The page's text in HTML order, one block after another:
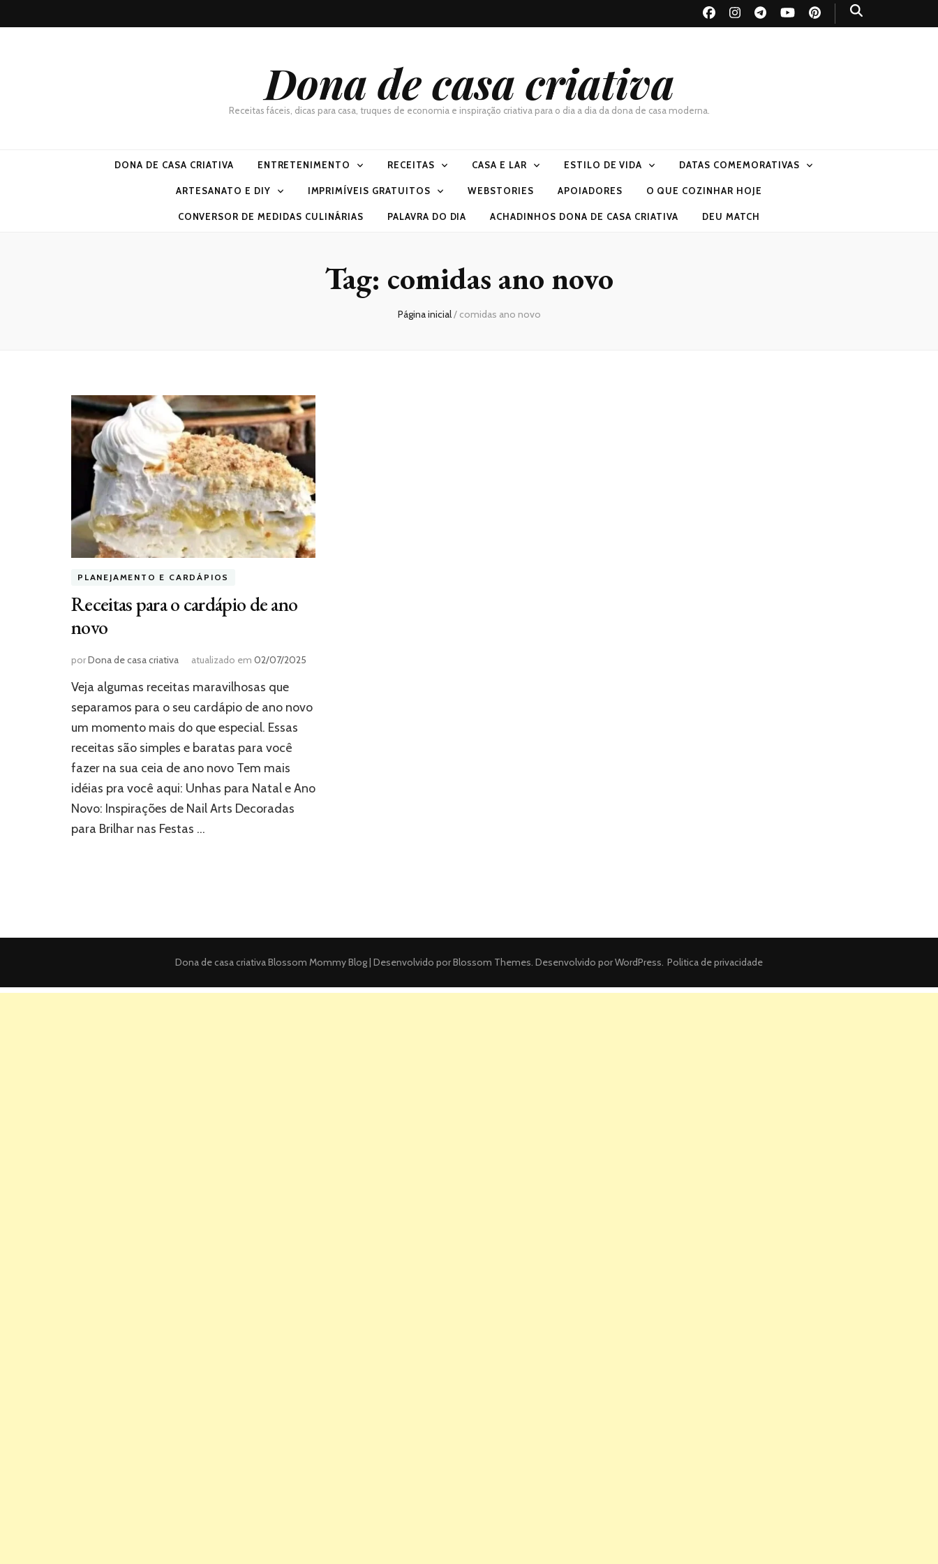
Dona de casa criativa
Receitas fáceis, dicas para casa, truques de economia e inspiração criativa para o dia a dia da dona de casa moderna.
DONA DE CASA CRIATIVA ENTRETENIMENTO RECEITAS CASA E LAR ESTILO DE VIDA DATAS COMEMORATIVAS
ARTESANATO E DIY IMPRIMÍVEIS GRATUITOS WEBSTORIES APOIADORES O QUE COZINHAR HOJE
CONVERSOR DE MEDIDAS CULINÁRIAS PALAVRA DO DIA ACHADINHOS DONA DE CASA CRIATIVA DEU MATCH
Tag: comidas ano novo
Página inicial/ comidas ano novo
PLANEJAMENTO E CARDÁPIOS
Receitas para o cardápio de ano
novo
porDona de casa criativa atualizado em 02/07/2025
Veja algumas receitas maravilhosas que
separamos para o seu cardápio de ano novo
um momento mais do que especial. Essas
receitas são simples e baratas para você
fazer na sua ceia de ano novo Tem mais
idéias pra você aqui: Unhas para Natal e Ano
Novo: Inspirações de Nail Arts Decoradas
para Brilhar nas Festas …
Dona de casa criativaBlossom Mommy Blog | Desenvolvido porBlossom Themes. Desenvolvido porWordPress. Politica de privacidade